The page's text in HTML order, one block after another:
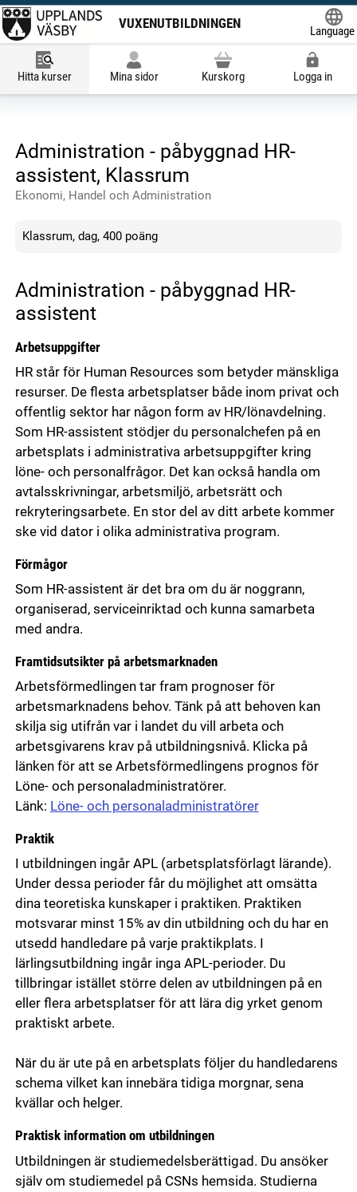
VUXENUTBILDNINGEN
Language
Hitta kurser Mina sidor Kurskorg Logga in
Administration - påbyggnad HR-
assistent, Klassrum
Ekonomi, Handel och Administration
Klassrum, dag, 400 poäng
Administration - påbyggnad HR-
assistent
Arbetsuppgifter
HR står för Human Resources som betyder mänskliga
resurser. De flesta arbetsplatser både inom privat och
offentlig sektor har någon form av HR/lönavdelning.
Som HR-assistent stödjer du personalchefen på en
arbetsplats i administrativa arbetsuppgifter kring
löne- och personalfrågor. Det kan också handla om
avtalsskrivningar, arbetsmiljö, arbetsrätt och
rekryteringsarbete. En stor del av ditt arbete kommer
ske vid dator i olika administrativa program.
Förmågor
Som HR-assistent är det bra om du är noggrann,
organiserad, serviceinriktad och kunna samarbeta
med andra.
Framtidsutsikter på arbetsmarknaden
Arbetsförmedlingen tar fram prognoser för
arbetsmarknadens behov. Tänk på att behoven kan
skilja sig utifrån var i landet du vill arbeta och
arbetsgivarens krav på utbildningsnivå. Klicka på
länken för att se Arbetsförmedlingens prognos för
Löne- och personaladministratörer.
Länk: Löne- och personaladministratörer
Praktik
I utbildningen ingår APL (arbetsplatsförlagt lärande).
Under dessa perioder får du möjlighet att omsätta
dina teoretiska kunskaper i praktiken. Praktiken
motsvarar minst 15% av din utbildning och du har en
utsedd handledare på varje praktikplats. I
lärlingsutbildning ingår inga APL-perioder. Du
tillbringar istället större delen av utbildningen på en
eller flera arbetsplatser för att lära dig yrket genom
praktiskt arbete.
När du är ute på en arbetsplats följer du handledarens
schema vilket kan innebära tidiga morgnar, sena
kvällar och helger.
Praktisk information om utbildningen
Utbildningen är studiemedelsberättigad. Du ansöker
själv om studiemedel på CSNs hemsida. Studierna